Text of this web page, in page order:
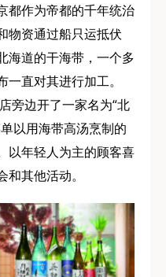
都作为帝都的千年统治
物资通过船只运抵伏
海道的干海带，一个多
直对其进行加工。
旁边开了一家名为“北
以用海带高汤烹制的
以年轻人为主的顾客喜
其他活动。